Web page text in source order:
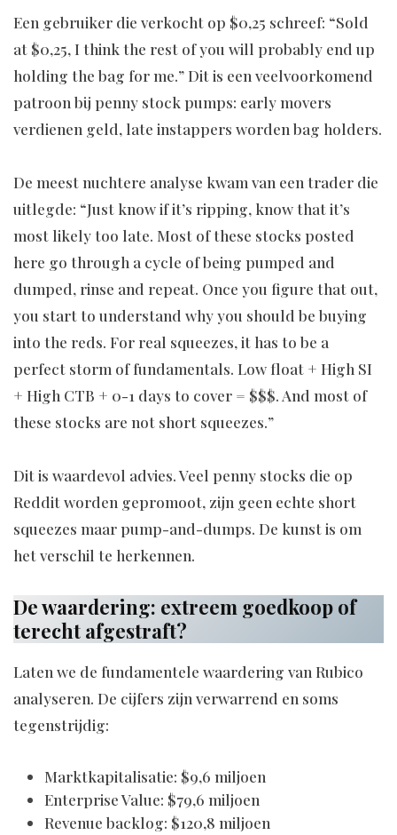
Een gebruiker die verkocht op $0,25 schreef: “Sold
at $0,25, I think the rest of you will probably end up
holding the bag for me.” Dit is een veelvoorkomend
patroon bij penny stock pumps: early movers
verdienen geld, late instappers worden bag holders.
De meest nuchtere analyse kwam van een trader die
uitlegde: “Just know if it’s ripping, know that it’s
most likely too late. Most of these stocks posted
here go through a cycle of being pumped and
dumped, rinse and repeat. Once you figure that out,
you start to understand why you should be buying
into the reds. For real squeezes, it has to be a
perfect storm of fundamentals. Low float + High SI
+ High CTB + 0-1 days to cover = $$$. And most of
these stocks are not short squeezes.”
Dit is waardevol advies. Veel penny stocks die op
Reddit worden gepromoot, zijn geen echte short
squeezes maar pump-and-dumps. De kunst is om
het verschil te herkennen.
De waardering: extreem goedkoop of
terecht afgestraft?
Laten we de fundamentele waardering van Rubico
analyseren. De cijfers zijn verwarrend en soms
tegenstrijdig:
Marktkapitalisatie: $9,6 miljoen
Enterprise Value: $79,6 miljoen
Revenue backlog: $120,8 miljoen